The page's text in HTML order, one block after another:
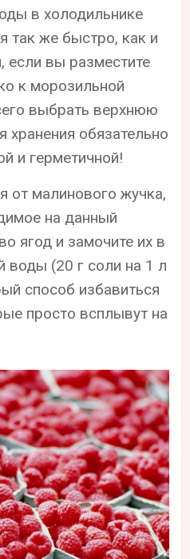
в холодильнике
так же быстро, как и
если вы разместите
к морозильной
выбрать верхнюю
хранения обязательно
и герметичной!
от малинового жучка,
на данный
ягод и замочите их в
воды (20 г соли на 1 л
способ избавиться
просто всплывут на